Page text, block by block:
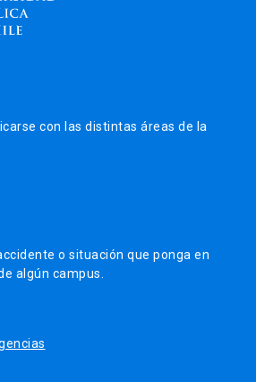
con las distintas áreas de la
o situación que ponga en
algún campus.